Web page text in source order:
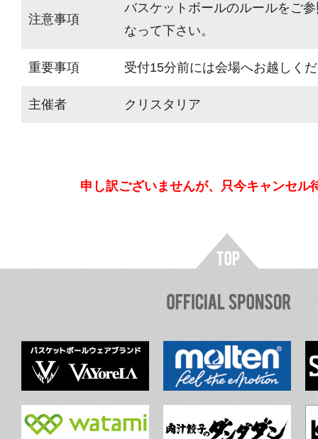
注意事項
バスケットボールのルールをご
なって下さい。
重要事項 受付15分前には会場へお越しく
主催者 クリスタリア
申し訳ございませんが、只今キャンセル